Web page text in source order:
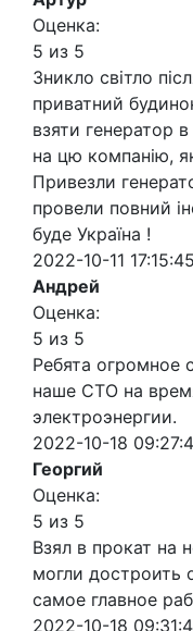
Оценка:
5 из 5
Зникло світло
приватний
взяти генератор
на цю компанію,
Привезли
провели повний
буде Україна !
2022-10-11 17:15:45
Андрей
Оценка:
5 из 5
Ребята огромное
наше СТО на
электроэнергии.
2022-10-18
Георгий
Оценка:
5 из 5
Взял в прокат на
могли достроить
самое главное
2022-10-18